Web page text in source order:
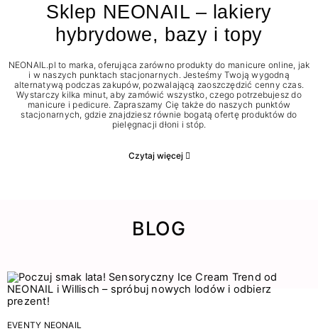
Sklep NEONAIL – lakiery
hybrydowe, bazy i topy
NEONAIL.pl to marka, oferująca zarówno produkty do manicure online, jak
i w naszych punktach stacjonarnych. Jesteśmy Twoją wygodną
alternatywą podczas zakupów, pozwalającą zaoszczędzić cenny czas.
Wystarczy kilka minut, aby zamówić wszystko, czego potrzebujesz do
manicure i pedicure. Zapraszamy Cię także do naszych punktów
stacjonarnych, gdzie znajdziesz równie bogatą ofertę produktów do
pielęgnacji dłoni i stóp.
Czytaj więcej
BLOG
EVENTY NEONAIL